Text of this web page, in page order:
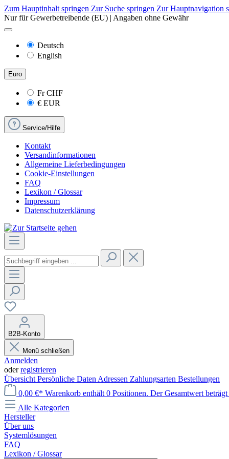
Zum Hauptinhalt springen Zur Suche springen Zur Hauptnavigation
Nur für Gewerbetreibende (EU) | Angaben ohne Gewähr
Deutsch
English
Euro
FrCHF
€ EUR
Service/Hilfe
Kontakt
Versandinformationen
Allgemeine Lieferbedingungen
Cookie-Einstellungen
FAQ
Lexikon / Glossar
Impressum
Datenschutzerklärung
B2B-Konto
Menü schließen
Anmelden
oderregistrieren
Übersicht Persönliche Daten Adressen Zahlungsarten Bestellungen
0,00 €* Warenkorb enthält 0 Positionen. Der Gesamtwert
Alle Kategorien
Hersteller
Über uns
Systemlösungen
FAQ
Lexikon / Glossar